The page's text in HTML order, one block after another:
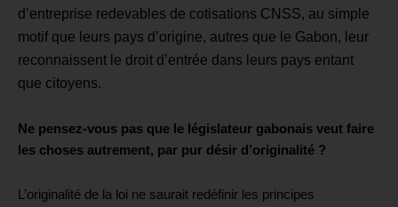
d’entreprise redevables de cotisations CNSS, au simple
motif que leurs pays d’origine, autres que le Gabon, leur
reconnaissent le droit d’entrée dans leurs pays entant
que citoyens.
Ne pensez-vous pas que le législateur gabonais veut faire
les choses autrement, par pur désir d’originalité ?
L’originalité de la loi ne saurait redéfinir les principes